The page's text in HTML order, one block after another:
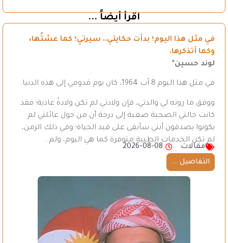
اقرأ أيضاً ...
في مثل هذا اليوم؛ بدأت حكايتي.. سيرتي؛ كما عشتُها،
وكما أتذكرها.
لوند حسين*
في مثل هذا اليوم 8 آب 1964، كان يوم قدومي إلى هذه الدنيا.
ووفق ما روته لي والدتي، فإن ولادتي لم تكن ولادةً عادية؛ فقد
كانت حالتي الصحية صعبة إلى درجة أن من حول عائلتي لم
يكونوا يصدقون أنني سأبقى على قيد الحياة؛ وفي ذلك الزمن،
لم تكن الخدمات الطبية متوفرة كما هي اليوم، ولم…
مقالات
2026-08-08
التفاصيل ...